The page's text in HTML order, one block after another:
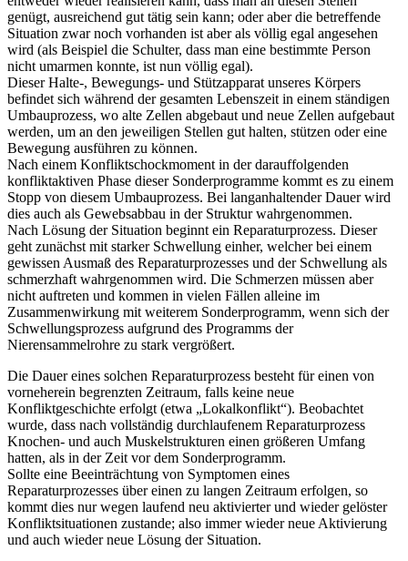
genügt, ausreichend gut tätig sein kann; oder aber die betreffende
Situation zwar noch vorhanden ist aber als völlig egal angesehen
wird (als Beispiel die Schulter, dass man eine bestimmte Person
nicht umarmen konnte, ist nun völlig egal).
Dieser Halte-, Bewegungs- und Stützapparat unseres Körpers
befindet sich während der gesamten Lebenszeit in einem ständigen
Umbauprozess, wo alte Zellen abgebaut und neue Zellen aufgebaut
werden, um an den jeweiligen Stellen gut halten, stützen oder eine
Bewegung ausführen zu können.
Nach einem Konfliktschockmoment in der darauffolgenden
konfliktaktiven Phase dieser Sonderprogramme kommt es zu einem
Stopp von diesem Umbauprozess. Bei langanhaltender Dauer wird
dies auch als Gewebsabbau in der Struktur wahrgenommen.
Nach Lösung der Situation beginnt ein Reparaturprozess. Dieser
geht zunächst mit starker Schwellung einher, welcher bei einem
gewissen Ausmaß des Reparaturprozesses und der Schwellung als
schmerzhaft wahrgenommen wird. Die Schmerzen müssen aber
nicht auftreten und kommen in vielen Fällen alleine im
Zusammenwirkung mit weiterem Sonderprogramm, wenn sich der
Schwellungsprozess aufgrund des Programms der
Nierensammelrohre zu stark vergrößert.
Die Dauer eines solchen Reparaturprozess besteht für einen von
vorneherein begrenzten Zeitraum, falls keine neue
Konfliktgeschichte erfolgt (etwa „Lokalkonflikt“). Beobachtet
wurde, dass nach vollständig durchlaufenem Reparaturprozess
Knochen- und auch Muskelstrukturen einen größeren Umfang
hatten, als in der Zeit vor dem Sonderprogramm.
Sollte eine Beeinträchtung von Symptomen eines
Reparaturprozesses über einen zu langen Zeitraum erfolgen, so
kommt dies nur wegen laufend neu aktivierter und wieder gelöster
Konfliktsituationen zustande; also immer wieder neue Aktivierung
und auch wieder neue Lösung der Situation.